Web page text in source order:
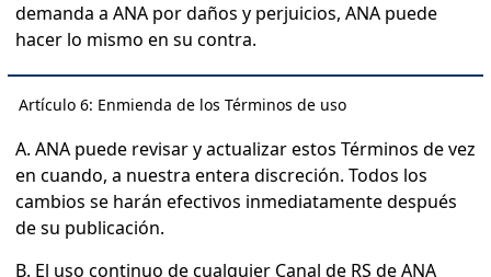
demanda a ANA por daños y perjuicios, ANA puede
hacer lo mismo en su contra.
Artículo 6: Enmienda de los Términos de uso
A. ANA puede revisar y actualizar estos Términos de vez
en cuando, a nuestra entera discreción. Todos los
cambios se harán efectivos inmediatamente después
de su publicación.
B. El uso continuo de cualquier Canal de RS de ANA